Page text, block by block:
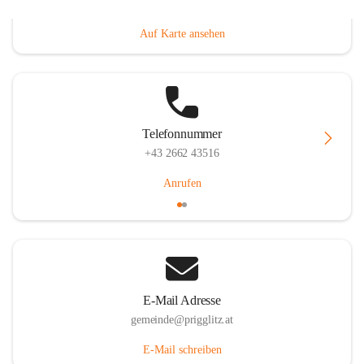
Auf Karte ansehen
Telefonnummer
+43 2662 43516
Anrufen
E-Mail Adresse
gemeinde@prigglitz.at
E-Mail schreiben